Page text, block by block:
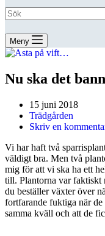
Meny
Nu ska det
15 juni 2018
Trädgården
Skriv en
Vi har haft två
väldigt bra. Men två
mig för att vi ska ha ett
till. Plantorna var
du beställer växter över
fortfarande fuktiga när
samma kväll och att de